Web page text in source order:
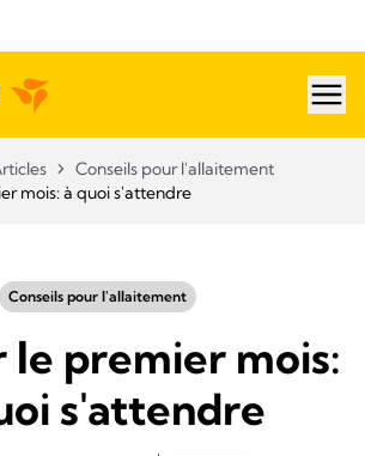
Conseils pour l'allaitement
mois: à quoi s'attendre
Conseils pour l'allaitement
premier mois:
s'attendre